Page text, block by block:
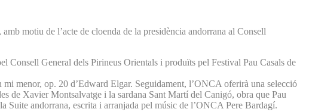
motiu de l’acte de cloenda de la presidència andorrana al Consell
Consell General dels Pirineus Orientals i produïts pel Festival Pau Casals de
menor, op. 20 d’Edward Elgar. Seguidament, l’ONCA oferirà una selecció
de Xavier Montsalvatge i la sardana Sant Martí del Canigó, obra que Pau
Suite andorrana, escrita i arranjada pel músic de l’ONCA Pere Bardagí.